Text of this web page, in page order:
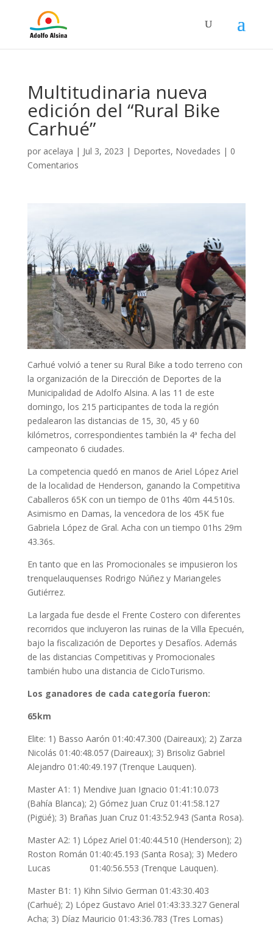
Multitudinaria nueva
edición del “Rural Bike
Carhué”
por acelaya | Jul 3, 2023 | Deportes, Novedades | 0
Comentarios
Carhué volvió a tener su Rural Bike a todo terreno con
la organización de la Dirección de Deportes de la
Municipalidad de Adolfo Alsina. A las 11 de este
domingo, los 215 participantes de toda la región
pedalearon las distancias de 15, 30, 45 y 60
kilómetros, correspondientes también la 4ª fecha del
campeonato 6 ciudades.
La competencia quedó en manos de Ariel López Ariel
de la localidad de Henderson, ganando la Competitiva
Caballeros 65K con un tiempo de 01hs 40m 44.510s.
Asimismo en Damas, la vencedora de los 45K fue
Gabriela López de Gral. Acha con un tiempo 01hs 29m
43.36s.
En tanto que en las Promocionales se impusieron los
trenquelauquenses Rodrigo Núñez y Mariangeles
Gutiérrez.
La largada fue desde el Frente Costero con diferentes
recorridos que incluyeron las ruinas de la Villa Epecuén,
bajo la fiscalización de Deportes y Desafíos. Además
de las distancias Competitivas y Promocionales
también hubo una distancia de CicloTurismo.
Los ganadores de cada categoría fueron:
65km
Elite: 1) Basso Aarón 01:40:47.300 (Daireaux); 2) Zarza
Nicolás 01:40:48.057 (Daireaux); 3) Brisoliz Gabriel
Alejandro 01:40:49.197 (Trenque Lauquen).
Master A1: 1) Mendive Juan Ignacio 01:41:10.073
(Bahía Blanca); 2) Gómez Juan Cruz 01:41:58.127
(Pigüé); 3) Brañas Juan Cruz 01:43:52.943 (Santa Rosa).
Master A2: 1) López Ariel 01:40:44.510 (Henderson); 2)
Roston Román 01:40:45.193 (Santa Rosa); 3) Medero
Lucas 01:40:56.553 (Trenque Lauquen).
Master B1: 1) Kihn Silvio German 01:43:30.403
(Carhué); 2) López Gustavo Ariel 01:43:33.327 General
Acha; 3) Díaz Mauricio 01:43:36.783 (Tres Lomas)